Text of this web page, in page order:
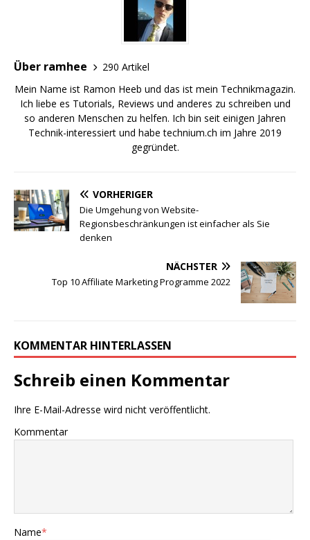
Über ramhee
290 Artikel
Mein Name ist Ramon Heeb und das ist mein Technikmagazin.
Ich liebe es Tutorials, Reviews und anderes zu schreiben und
so anderen Menschen zu helfen. Ich bin seit einigen Jahren
Technik-interessiert und habe technium.ch im Jahre 2019
gegründet.
VORHERIGER
Die Umgehung von Website-
Regionsbeschränkungen ist einfacher als Sie
denken
NÄCHSTER
Top 10 Affiliate Marketing Programme 2022
KOMMENTAR HINTERLASSEN
Schreib einen Kommentar
Ihre E-Mail-Adresse wird nicht veröffentlicht.
Kommentar
Name*